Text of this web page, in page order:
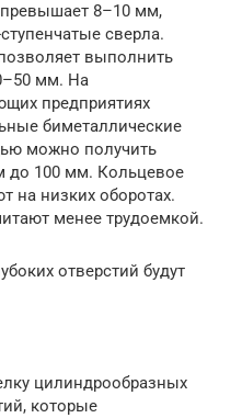
8–10 мм,
сверла.
выполнить
мм. На
предприятиях
биметаллические
можно получить
до 100 мм. Кольцевое
на низких оборотах.
менее трудоемкой.
отверстий будут
цилиндрообразных
которые